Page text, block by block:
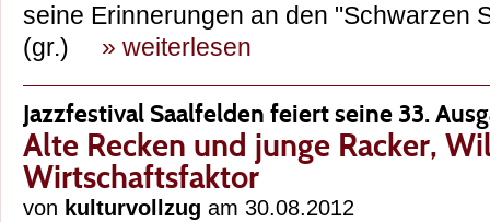
seine Erinnerungen an den "Schwarzen
(gr.) » weiterlesen
Jazzfestival Saalfelden feiert seine 33.
Alte Recken und junge Racker,
Wirtschaftsfaktor
von kulturvollzug am 30.08.2012